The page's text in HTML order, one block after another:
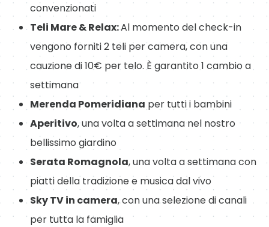
convenzionati
Teli Mare & Relax:Al momento del check-in
vengono forniti 2 teli per camera, con una
cauzione di 10€ per telo. È garantito 1 cambio a
settimana
Merenda Pomeridiana per tutti i bambini
Aperitivo, una volta a settimana nel nostro
bellissimo giardino
Serata Romagnola, una volta a settimana con
piatti della tradizione e musica dal vivo
Sky TV in camera, con una selezione di canali
per tutta la famiglia